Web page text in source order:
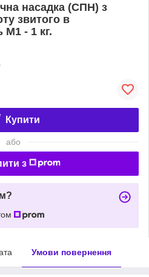
насадка (СПН) з
звитого в
М1 - 1 кг.
Купити
або
з
Умови повернення